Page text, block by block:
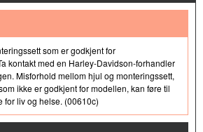
som er godkjent for
kontakt med en Harley-Davidson-forhandler
Misforhold mellom hjul og monteringssett,
ikke er godkjent for modellen, kan føre til
for liv og helse. (00610c)